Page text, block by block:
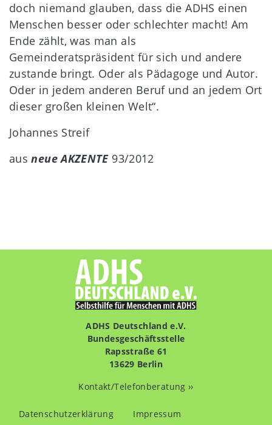
doch niemand glauben, dass die ADHS einen
Menschen besser oder schlechter macht! Am
Ende zählt, was man als
Gemeinderatspräsident für sich und andere
zustande bringt. Oder als Pädagoge und Autor.
Oder in jedem anderen Beruf und an jedem Ort
dieser großen kleinen Welt“.
Johannes Streif
ausneue AKZENTE93/2012
ADHS Deutschland e.V.
Bundesgeschäftsstelle
Rapsstraße 61
13629 Berlin
Kontakt/Telefonberatung ››
Fußzeilenmenü
Datenschutzerklärung Impressum